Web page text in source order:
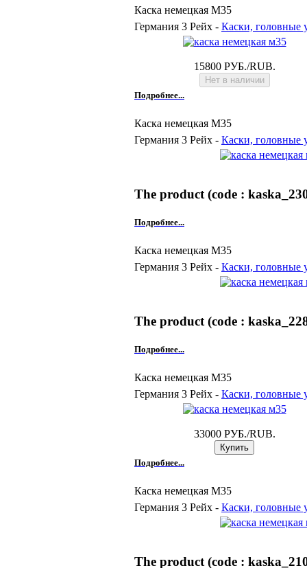
Каска немецкая М35
Германия 3 Рейх - Каски, головные
15800 РУБ./RUB.
Подробнее...
Каска немецкая M35
Германия 3 Рейх - Каски, головные
The product (code :
Подробнее...
Каска немецкая M35
Германия 3 Рейх - Каски, головные
The product (code :
Подробнее...
Каска немецкая М35
Германия 3 Рейх - Каски, головные
33000 РУБ./RUB.
Подробнее...
Каска немецкая М35
Германия 3 Рейх - Каски, головные
The product (code :